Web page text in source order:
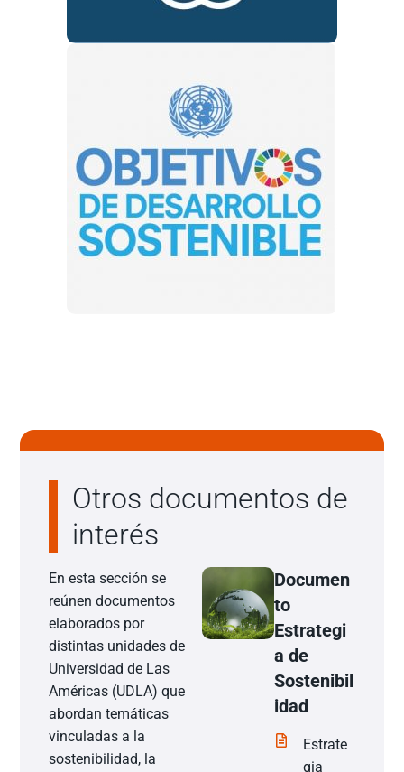
Otros documentos de
interés
En esta sección se
reúnen documentos
elaborados por
distintas unidades de
Universidad de Las
Américas (UDLA) que
abordan temáticas
vinculadas a la
sostenibilidad, la
Documen
to
Estrategi
a de
Sostenibil
idad
Estrate
gia